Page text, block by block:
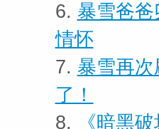
6. 暴雪爸
情怀
7. 暴雪再
了！
8.
《暗黑